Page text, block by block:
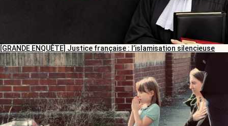
[GRANDE ENQUÊTE] Justice française : l’islamisation silencieuse